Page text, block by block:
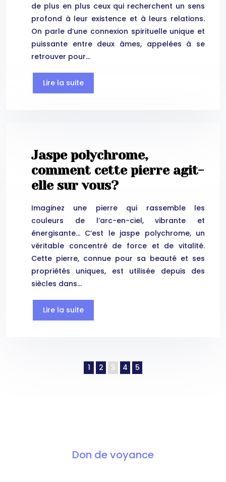
de plus en plus ceux qui recherchent un sens
profond à leur existence et à leurs relations.
On parle d’une connexion spirituelle unique et
puissante entre deux âmes, appelées à se
retrouver pour…
Lire la suite
Jaspe polychrome,
comment cette pierre agit-
elle sur vous?
Imaginez une pierre qui rassemble les
couleurs de l’arc-en-ciel, vibrante et
énergisante… C’est le jaspe polychrome, un
véritable concentré de force et de vitalité.
Cette pierre, connue pour sa beauté et ses
propriétés uniques, est utilisée depuis des
siècles dans…
Lire la suite
1 2 3 4 5
Don de voyance